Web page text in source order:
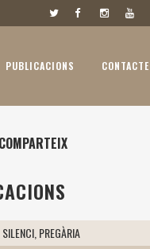
PUBLICACIONS CONTACTE
COMPARTEIX
PREGÀRIA